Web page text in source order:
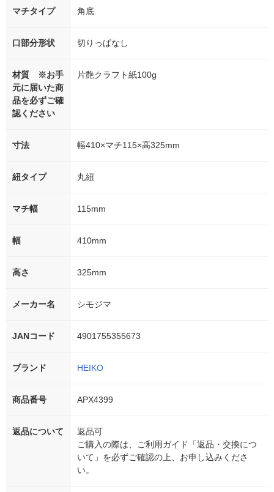
マチタイプ 角底
口部分形状 切りっぱなし
材質 ※お手
元に届いた商
品を必ずご確
認ください
片艶クラフト紙100g
寸法 幅410×マチ115×高325mm
紐タイプ 丸紐
マチ幅 115mm
幅 410mm
高さ 325mm
メーカー名 シモジマ
JANコード 4901755355673
ブランド HEIKO
商品番号 APX4399
返品について
返品可
ご購入の際は、ご利用ガイド「返品・交換につ
いて」を必ずご確認の上、お申し込みくださ
い。